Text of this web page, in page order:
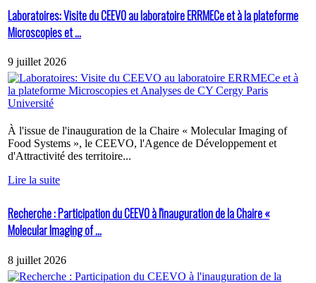
Laboratoires: Visite du CEEVO au laboratoire ERRMECe et à la plateforme
Microscopies et ...
9 juillet 2026
À l'issue de l'inauguration de la Chaire « Molecular Imaging of
Food Systems », le CEEVO, l'Agence de Développement et
d'Attractivité des territoire...
Lire la suite
Recherche : Participation du CEEVO à l'inauguration de la Chaire «
Molecular Imaging of ...
8 juillet 2026